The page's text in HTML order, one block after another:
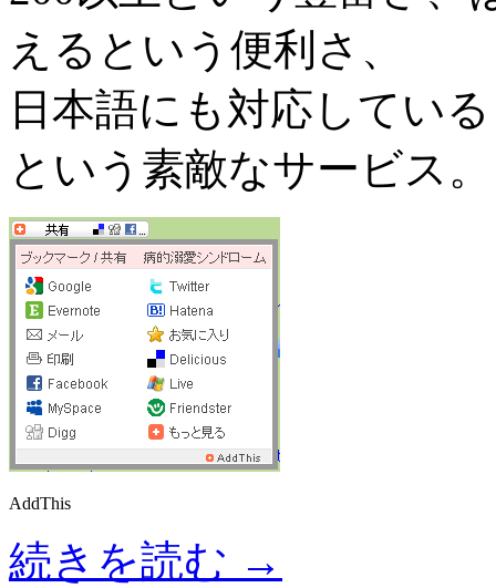
えるという便利さ、
日本語にも対応してい
という素敵なサービス。
AddThis
続きを読む →